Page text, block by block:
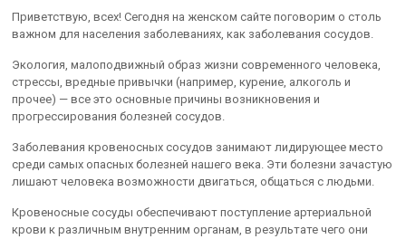
Приветствую, всех! Сегодня на женском сайте поговорим о столь
важном для населения заболеваниях, как заболевания сосудов.
Экология, малоподвижный образ жизни современного человека,
стрессы, вредные привычки (например, курение, алкоголь и
прочее) — все это основные причины возникновения и
прогрессирования болезней сосудов.
Заболевания кровеносных сосудов занимают лидирующее место
среди самых опасных болезней нашего века. Эти болезни зачастую
лишают человека возможности двигаться, общаться с людьми.
Кровеносные сосуды обеспечивают поступление артериальной
крови к различным внутренним органам, в результате чего они